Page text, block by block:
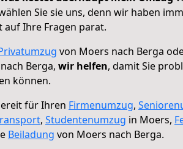
Sie sie uns, denn wir haben
auf Ihre Fragen parat.
von Moers nach Berga
Berga, wir helfen, damit Sie
können.
für Ihren Firmenumzug,
, Studentenumzug in Moers,
Beiladung von Moers nach Berga.